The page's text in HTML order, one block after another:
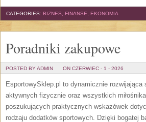
CATEGORIES: BIZNES, FINANSE, EKONOMIA
Poradniki zakupowe
POSTED BY ADMIN ON CZERWIEC - 1 - 2026
EsportowySklep.pl to dynamicznie
aktywnych fizycznie oraz wszystkich
poszukujących praktycznych wskazówek
rodzaju dodatków sportowych. Dzięki bogatej